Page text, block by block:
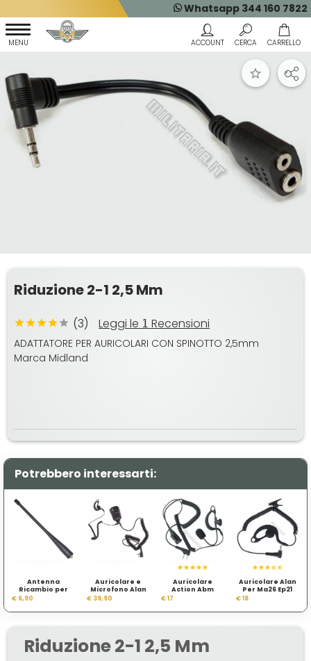
Whatsapp 344 160 7822
Riduzione 2-1 2,5 Mm
(3) Leggi le 1 Recensioni
ADATTATORE PER AURICOLARI CON SPINOTTO 2,5mm
Marca Midland
Potrebbero interessarti:
Antenna
Ricambio per
Uv9r hp uv5r
€ 6,90
Auricolare e
Microfono Alan
Ma26 Ep21
€ 39,90
Auricolare
Action Abm
€ 17
Auricolare Alan
Per Ma26 Ep21
€ 18
Riduzione 2-1 2,5 Mm